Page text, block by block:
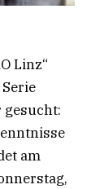
Linz“
am